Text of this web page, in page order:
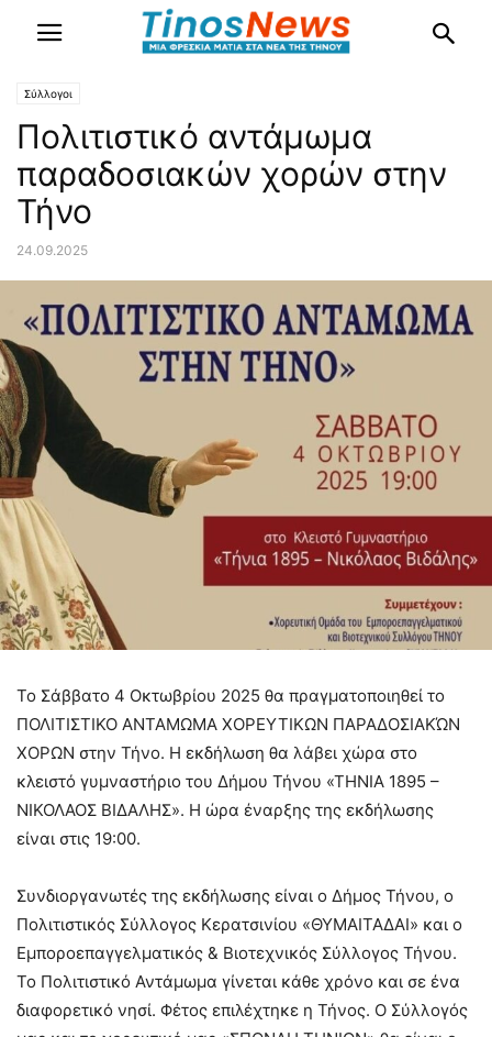
Σύλλογοι
Πολιτιστικό αντάμωμα
παραδοσιακών χορών στην
Τήνο
24.09.2025
Το Σάββατο 4 Οκτωβρίου 2025 θα πραγματοποιηθεί το
ΠΟΛΙΤΙΣΤΙΚΟ ΑΝΤΑΜΩΜΑ ΧΟΡΕΥΤΙΚΩΝ ΠΑΡΑΔΟΣΙΑΚΏΝ
ΧΟΡΩΝ στην Τήνο. Η εκδήλωση θα λάβει χώρα στο
κλειστό γυμναστήριο του Δήμου Τήνου «ΤΗΝΙΑ 1895 –
ΝΙΚΟΛΑΟΣ ΒΙΔΑΛΗΣ». Η ώρα έναρξης της εκδήλωσης
είναι στις 19:00.
Συνδιοργανωτές της εκδήλωσης είναι ο Δήμος Τήνου, ο
Πολιτιστικός Σύλλογος Κερατσινίου «ΘΥΜΑΙΤΑΔΑΙ» και ο
Εμποροεπαγγελματικός & Βιοτεχνικός Σύλλογος Τήνου.
Το Πολιτιστικό Αντάμωμα γίνεται κάθε χρόνο και σε ένα
διαφορετικό νησί. Φέτος επιλέχτηκε η Τήνος. Ο Σύλλογός